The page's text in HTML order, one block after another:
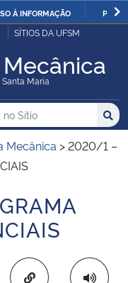
À INFORMAÇÃO
SÍTIOS DA UFSM
Maria
no no Sítio
Mecânica >2020/1 –
Copiar para área